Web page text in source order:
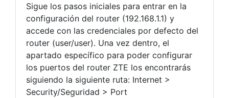
Sigue los pasos iniciales para entrar en la
configuración del router (192.168.1.1) y
accede con las credenciales por defecto del
router (user/user). Una vez dentro, el
apartado específico para poder configurar
los puertos del router ZTE los encontrarás
siguiendo la siguiente ruta: Internet >
Security/Seguridad > Port